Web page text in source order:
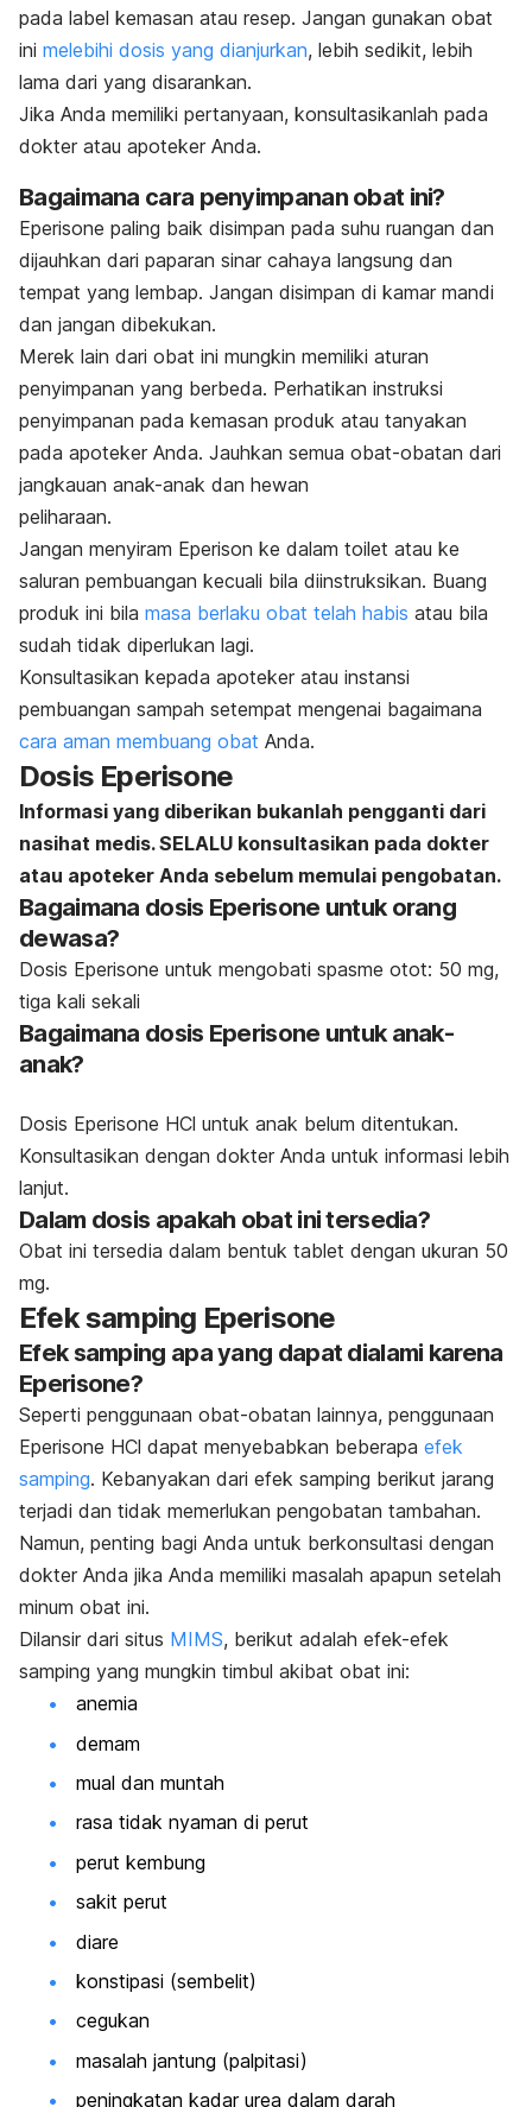
pada label kemasan atau resep. Jangan gunakan obat
ini melebihi dosis yang dianjurkan, lebih sedikit, lebih
lama dari yang disarankan.
Jika Anda memiliki pertanyaan, konsultasikanlah pada
dokter atau apoteker Anda.
Bagaimana cara penyimpanan obat ini?
Eperisone paling baik disimpan pada suhu ruangan dan
dijauhkan dari paparan sinar cahaya langsung dan
tempat yang lembap. Jangan disimpan di kamar mandi
dan jangan dibekukan.
Merek lain dari obat ini mungkin memiliki aturan
penyimpanan yang berbeda. Perhatikan instruksi
penyimpanan pada kemasan produk atau tanyakan
pada apoteker Anda. Jauhkan semua obat-obatan dari
jangkauan anak-anak dan hewan
peliharaan.
Jangan menyiram Eperison ke dalam toilet atau ke
saluran pembuangan kecuali bila diinstruksikan. Buang
produk ini bila masa berlaku obat telah habis atau bila
sudah tidak diperlukan lagi.
Konsultasikan kepada apoteker atau instansi
pembuangan sampah setempat mengenai bagaimana
cara aman membuang obat Anda.
Dosis Eperisone
Informasi yang diberikan bukanlah pengganti dari
nasihat medis. SELALU konsultasikan pada dokter
atau apoteker Anda sebelum memulai pengobatan.
Bagaimana dosis Eperisone untuk orang
dewasa?
Dosis Eperisone untuk mengobati spasme otot: 50 mg,
tiga kali sekali
Bagaimana dosis Eperisone untuk anak-
anak?
Dosis Eperisone HCl untuk anak belum ditentukan.
Konsultasikan dengan dokter Anda untuk informasi lebih
lanjut.
Dalam dosis apakah obat ini tersedia?
Obat ini tersedia dalam bentuk tablet dengan ukuran 50
mg.
Efek samping Eperisone
Efek samping apa yang dapat dialami karena
Eperisone?
Seperti penggunaan obat-obatan lainnya, penggunaan
Eperisone HCl dapat menyebabkan beberapa efek
samping. Kebanyakan dari efek samping berikut jarang
terjadi dan tidak memerlukan pengobatan tambahan.
Namun, penting bagi Anda untuk berkonsultasi dengan
dokter Anda jika Anda memiliki masalah apapun setelah
minum obat ini.
Dilansir dari situs MIMS, berikut adalah efek-efek
samping yang mungkin timbul akibat obat ini:
anemia
demam
mual dan muntah
rasa tidak nyaman di perut
perut kembung
sakit perut
diare
konstipasi (sembelit)
cegukan
masalah jantung (palpitasi)
peningkatan kadar urea dalam darah